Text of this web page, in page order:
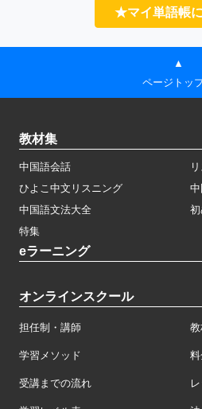
★マイ単語帳
▲
ページトッ
教材集
中国語会話
ひよこ中文リスニング
中
中国語文法大全
特集
eラーニング
オンラインスクール
担任制・講師
学習メソッド
受講までの流れ